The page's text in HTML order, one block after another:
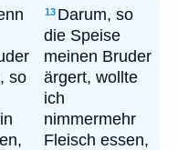
so
13 Darum, so
die Speise
meinen Bruder
ärgert, wollte
ich
nimmermehr
Fleisch essen,